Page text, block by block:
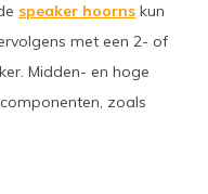
speaker hoorns kun
met een 2- of
Midden- en hoge
zoals